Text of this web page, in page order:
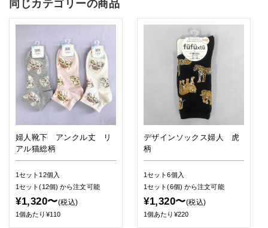
同じカテゴリーの商品
婦人靴下 アンクル丈 リ
アル猫総柄
1セット12個入
1セット(12個)から注文可能
¥1,320〜(税込)
1個あたり¥110
デザインソックス婦人 虎
柄
1セット6個入
1セット(6個) から注文可能
¥1,320〜(税込)
1個あたり¥220